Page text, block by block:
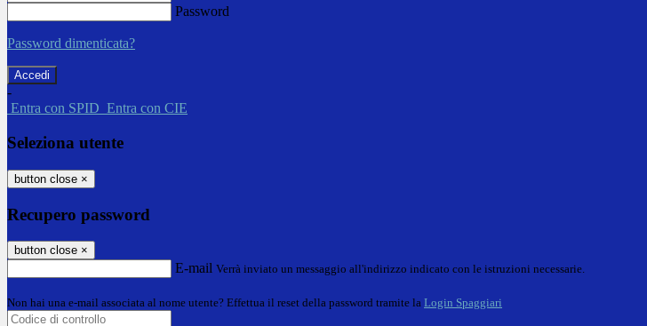
Password
Password dimenticata?
-
Entra con SPID Entra con CIE
Seleziona utente
button close ×
Recupero password
button close ×
E-mail Verrà inviato un messaggio all'indirizzo indicato con le istruzioni necessarie.
Non hai una e-mail associata al nome utente? Effettua il reset della password tramite la Login Spaggiari